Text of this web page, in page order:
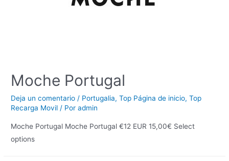
Moche Portugal
Deja un comentario / Portugalia,Top Página de inicio,Top
Recarga Movil / Poradmin
Moche Portugal Moche Portugal €12 EUR 15,00€ Select
options